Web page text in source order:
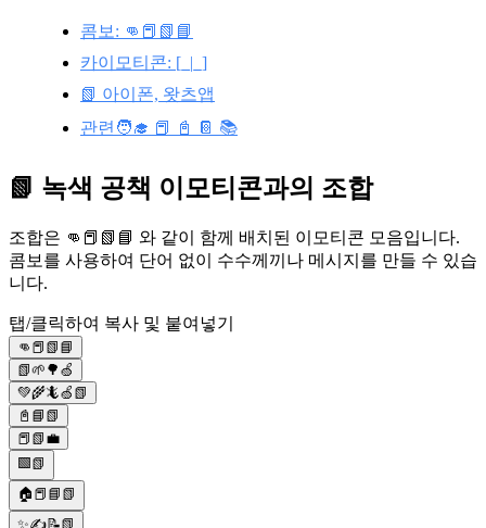
콤보: 👊📕📗📘
카이모티콘: [_|_]
📗 아이폰, 왓츠앱
관련🧑‍🎓 📕 📓 📔 📚
📗 녹색 공책 이모티콘과의 조합
조합은 👊📕📗📘 와 같이 함께 배치된 이모티콘 모음입니다.
콤보를 사용하여 단어 없이 수수께끼나 메시지를 만들 수 있습
니다.
탭/클릭하여 복사 및 붙여넣기
👊📕📗📘
📗🌱🌳🍏
💚🌾🦎🍏📗
📓📘📗
📕📗💼
🟩📗
🏠📕📘📗
✨✍📝📗